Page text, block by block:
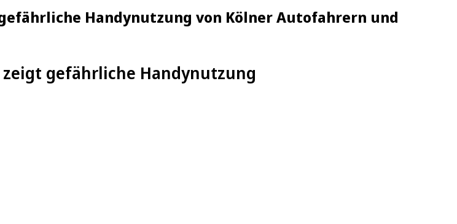
Handynutzung von Kölner Autofahrern und
zeigt gefährliche Handynutzung